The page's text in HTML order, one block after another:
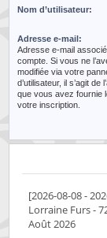
Nom d’utilisateur:
Adresse e-mail:
Adresse e-mail
compte. Si vous ne
modifiée via votre
d’utilisateur, il s’agit de
que vous avez fournie
votre inscription.